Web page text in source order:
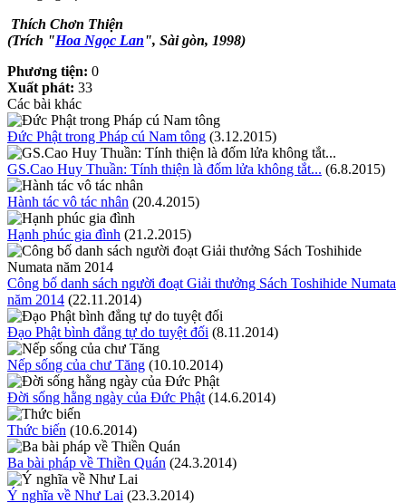
Thích Chơn Thiện
(Trích "Hoa Ngọc Lan", Sài gòn, 1998)
Phương tiện: 0
Xuất phát: 33
Các bài khác
Đức Phật trong Pháp cú Nam tông (3.12.2015)
GS.Cao Huy Thuần: Tính thiện là đốm lửa không tắt... (6.8.2015)
Hành tác vô tác nhân (20.4.2015)
Hạnh phúc gia đình (21.2.2015)
Công bố danh sách người đoạt Giải thưởng Sách Toshihide Numata
năm 2014 (22.11.2014)
Ðạo Phật bình đẳng tự do tuyệt đối (8.11.2014)
Nếp sống của chư Tăng (10.10.2014)
Ðời sống hằng ngày của Ðức Phật (14.6.2014)
Thức biến (10.6.2014)
Ba bài pháp về Thiền Quán (24.3.2014)
Ý nghĩa về Như Lai (23.3.2014)